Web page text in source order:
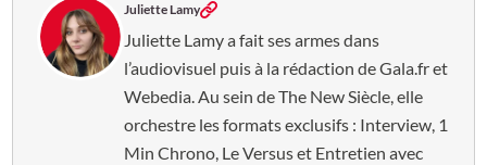
Juliette Lamy
Juliette Lamy a fait ses armes dans
l’audiovisuel puis à la rédaction de Gala.fr et
Webedia. Au sein de The New Siècle, elle
orchestre les formats exclusifs : Interview, 1
Min Chrono, Le Versus et Entretien avec